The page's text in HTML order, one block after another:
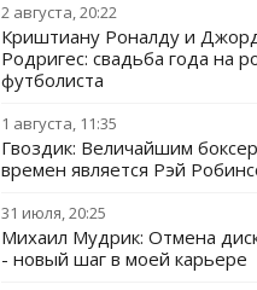
2 августа, 20:22
Криштиану Роналду и
Родригес: свадьба года на
футболиста
1 августа, 11:35
Гвоздик: Величайшим
времен является Рэй
31 июля, 20:25
Михаил Мудрик: Отмена
- новый шаг в моей карьере